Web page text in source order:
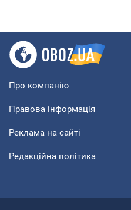
Про компанію
Правова інформація
Реклама на сайті
Редакційна політика